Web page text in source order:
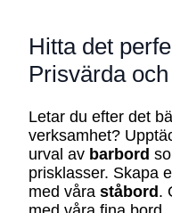
Hitta det
Prisvärda
Letar du efter det
verksamhet?
urval av barbord
prisklasser. Skapa
med våra ståbord.